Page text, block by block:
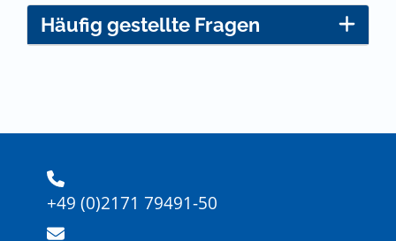
Häufig gestellte Fragen
+49 (0)2171 79491-50